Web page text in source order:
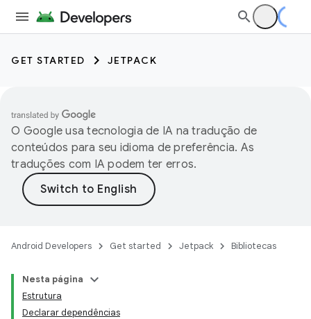
GET STARTED JETPACK
O Google usa tecnologia de IA na tradução de
conteúdos para seu idioma de preferência. As
traduções com IA podem ter erros.
Android Developers Get started Jetpack Bibliotecas
Nesta página
Estrutura
Declarar dependências